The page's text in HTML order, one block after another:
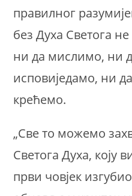
правилног
без Духа Светога
ни да мислимо, ни
исповиједамо, ни
крећемо.
„Све то можемо
Светога Духа, коју
први човјек